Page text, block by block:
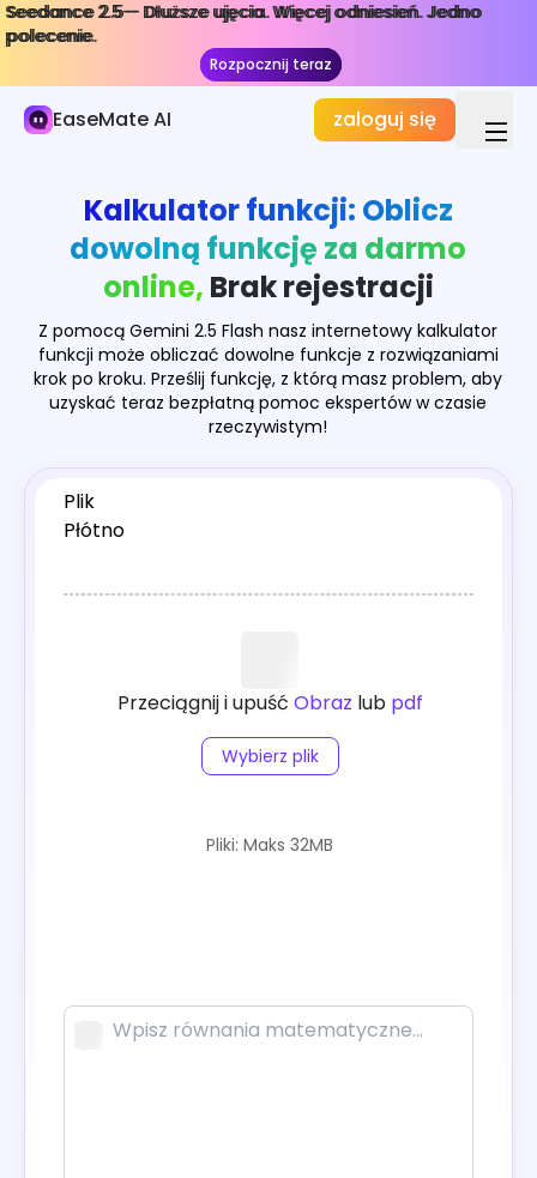
Seedance 2.5— Dłuższe ujęcia. Więcej odniesień. Jedno
polecenie.
Rozpocznij teraz
Seedance 2.5— Dłuższe ujęcia. Więcej odniesień. Jedno
polecenie.
Rozpocznij teraz
EaseMate AI zaloguj się
Badania i badania AI
Rozwiązanie matematyczne
Rozwiązanie fizyki
Twórca fiszek
Generator quizów
Generator quizów geograficznych
AI Notatnik
Twórca diagramów AI
Rozwiązanie Geometrii
Kalkulator funkcji: Oblicz
dowolną funkcję za darmo
online, Brak rejestracji
Z pomocą Gemini 2.5 Flash nasz internetowy kalkulator
funkcji może obliczać dowolne funkcje z rozwiązaniami
krok po kroku. Prześlij funkcję, z którą masz problem, aby
uzyskać teraz bezpłatną pomoc ekspertów w czasie
rzeczywistym!
Plik
Płótno
Przeciągnij i upuść Obraz lub pdf
Wybierz plik
Pliki: Maks 32MB